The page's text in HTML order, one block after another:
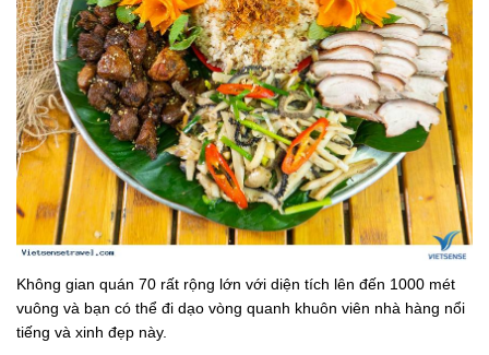
Không gian quán 70 rất rộng lớn với diện tích lên đến 1000 mét
vuông và bạn có thể đi dạo vòng quanh khuôn viên nhà hàng nổi
tiếng và xinh đẹp này.